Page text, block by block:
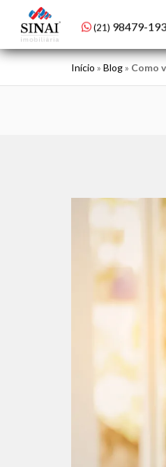
(21) 98479-
Início » Blog» Como